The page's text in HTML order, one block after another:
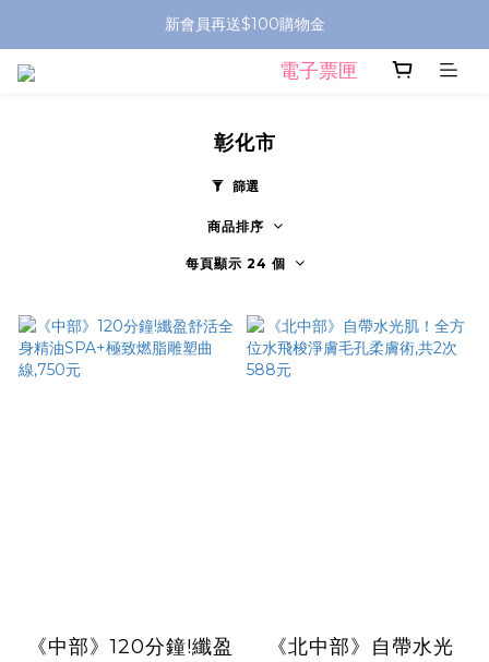
新會員再送$100購物金
電子票匣
彰化市
篩選
商品排序
每頁顯示 24 個
《中部》120分鐘!纖盈
​​ 《北中部》自帶水光